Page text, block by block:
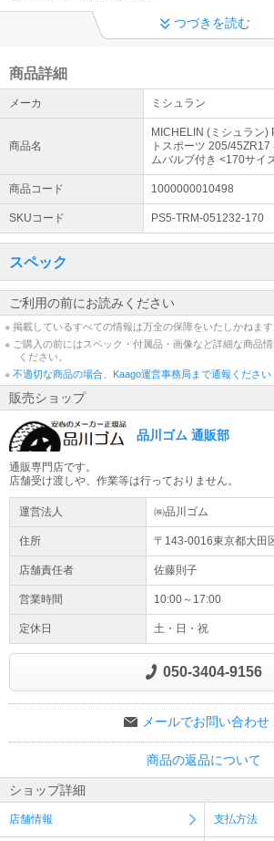
◆ ご購入についての注意事項
で、欠品・生産待ち（約1ヶ月以上）の場合
販売・取付作業・お車との適合確認は出来ま
電話での問合せはご遠慮ください。 メールで
す。【！円滑な業務環境へのご協力をお願い
つづきを読む
商品詳細
メーカ ミシュラン
商品名
MICHELIN (ミシュラン)
トスポーツ 205/
ムバルブ付き <170サイ
商品コード 1000000010498
SKUコード PS5-TRM-051232-170
スペック
ご利用の前にお読みください
※ 掲載しているすべての情報は万全の保障をいたしかねます
※ ご購入の前にはスペック・付属品・画像など詳細な商品
ください。
※ 不適切な商品の場合、Kaago運営事務局まで通報ください
販売ショップ
品川ゴム 通販部
通販専門店です。
店舗受け渡しや、作業等は行っておりません。
運営法人 ㈱品川ゴム
住所 〒143-0016東京都大田
店舗責任者 佐藤則子
営業時間 10:00～17:00
定休日 土・日・祝
050-3404-9156
メールでお問い合わせ
商品の返品について
ショップ詳細
店舗情報 支払方法